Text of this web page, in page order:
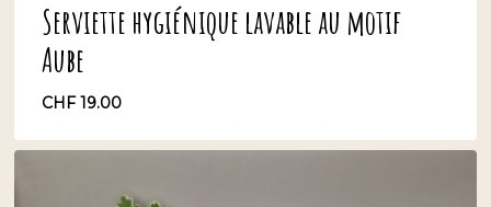
Serviette hygiénique lavable au motif
Aube
CHF19.00
CHF19.00